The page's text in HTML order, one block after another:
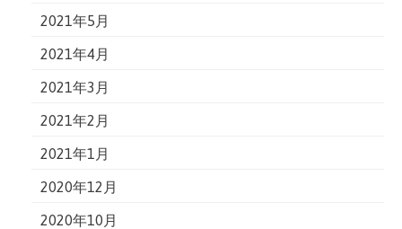
2021年5月
2021年4月
2021年3月
2021年2月
2021年1月
2020年12月
2020年10月